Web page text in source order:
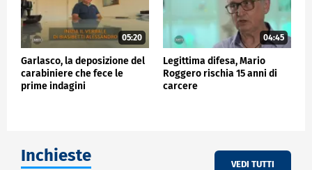
05:20
Garlasco, la deposizione del
carabiniere che fece le
prime indagini
04:45
Legittima difesa, Mario
Roggero rischia 15 anni di
carcere
Inchieste VEDI TUTTI